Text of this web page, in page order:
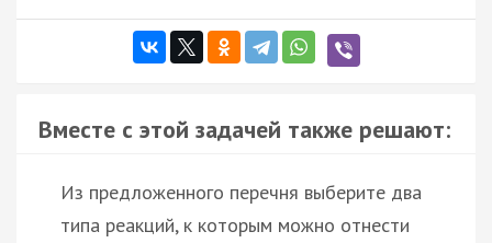
Вместе с этой задачей также решают:
Из предложенного перечня выберите два
типа реакций, к которым можно отнести